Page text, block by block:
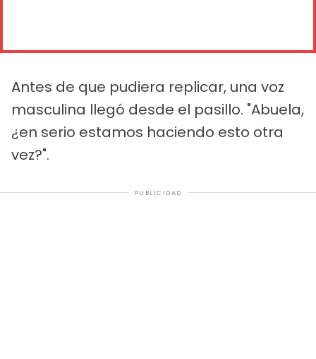
Antes de que pudiera replicar, una voz
masculina llegó desde el pasillo. "Abuela,
¿en serio estamos haciendo esto otra
vez?".
PUBLICIDAD